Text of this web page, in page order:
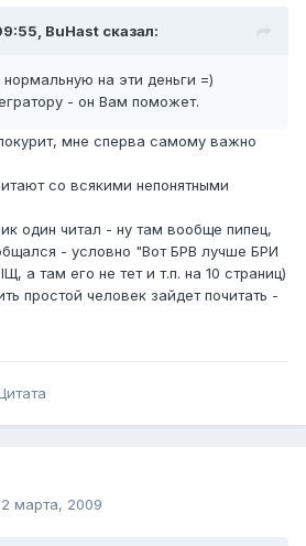
BuHast сказал:
на эти деньги =)
- он Вам поможет.
мне сперва самому важно
со всякими непонятными
один читал - ну там вообще пипец,
- условно "Вот БРВ лучше БРИ
а там его не тет и т.п. на 10 страниц)
простой человек зайдет почитать -
марта, 2009